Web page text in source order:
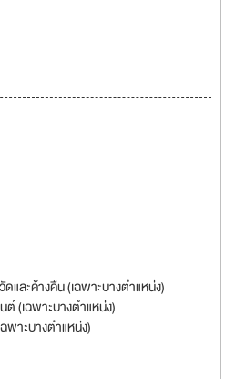
และค้างคืน (เฉพาะบางตำแหน่ง)
(เฉพาะบางตำแหน่ง)
พาะบางตำแหน่ง)